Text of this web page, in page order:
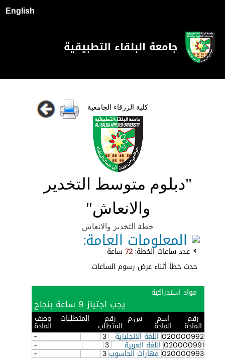
English
جامعة البلقاء التطبيقية
كلية الزرقاء الجامعية
"دبلوم متوسط التخدير
والانعاش"
خطة التخدير والانعاش
المعلومات العامة:
عدد ساعات الخطة:72ساعة
حدث خطأ أثناء عرض رسوم الساعات.
مواد استدراكية
يجب اجتياز 9 ساعة بنجاح
رقم
المادة
اسم
المادة
س.م رقم
المتطلب
المتطلبات وصف
المادة
020000992 اللغة الانجليزية 3
-
020000991 اللغة العربية 3
-
020000993 مهارات الحاسوب3
-